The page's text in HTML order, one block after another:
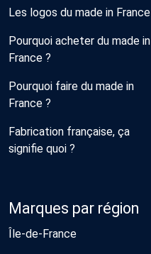
Les logos du made in France
Pourquoi acheter du made in
France ?
Pourquoi faire du made in
France ?
Fabrication française, ça
signifie quoi ?
Marques par région
Île-de-France